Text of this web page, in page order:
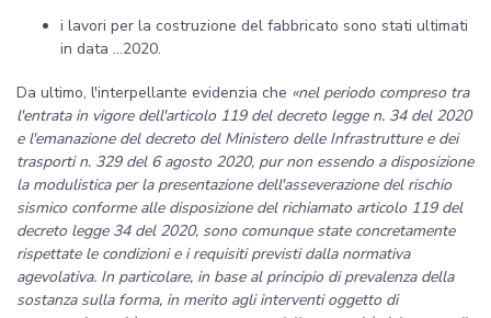
i lavori per la costruzione del fabbricato sono stati ultimati
in data ...2020.
Da ultimo, l'interpellante evidenzia che «nel periodo compreso tra
l'entrata in vigore dell'articolo 119 del decreto legge n. 34 del 2020
e l'emanazione del decreto del Ministero delle Infrastrutture e dei
trasporti n. 329 del 6 agosto 2020, pur non essendo a disposizione
la modulistica per la presentazione dell'asseverazione del rischio
sismico conforme alle disposizione del richiamato articolo 119 del
decreto legge 34 del 2020, sono comunque state concretamente
rispettate le condizioni e i requisiti previsti dalla normativa
agevolativa. In particolare, in base al principio di prevalenza della
sostanza sulla forma, in merito agli interventi oggetto di